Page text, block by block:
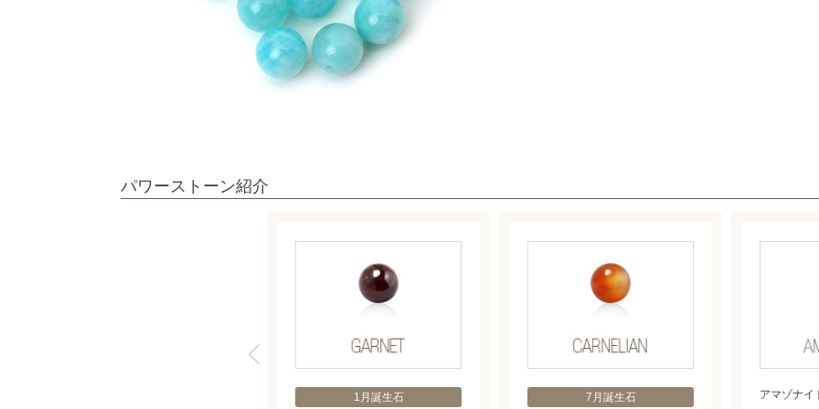
パワーストーン紹介
1月誕生石 7月誕生石 アマゾナイ